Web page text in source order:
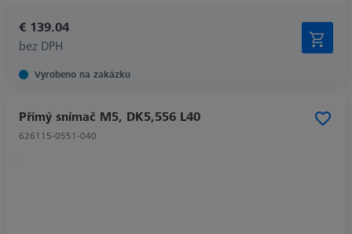
€ 139.04
bez DPH
Vyrobeno na zakázku
Přímý snímač M5, DK5,556 L40
626115-0551-040